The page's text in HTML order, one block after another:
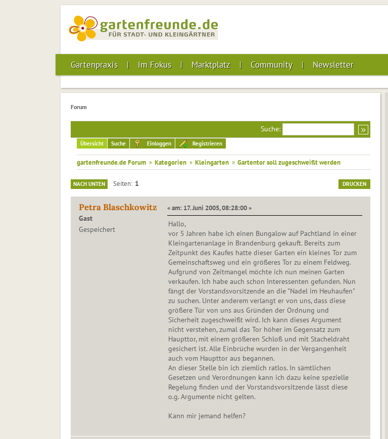
Gartenpraxis Im Fokus Marktplatz Community Newsletter
Forum
Suche:
Übersicht Suche Einloggen Registrieren
gartenfreunde.de Forum » Kategorien » Kleingarten » Gartentor soll zugeschweißt werden
DRUCKEN
NACH UNTEN Seiten 1
Petra Blaschkowitz
Gast
Gespeichert
« am: 17. Juni 2005, 08:28:00 »
Hallo,
vor 5 Jahren habe ich einen Bungalow auf Pachtland in einer
Kleingartenanlage in Brandenburg gekauft. Bereits zum
Zeitpunkt des Kaufes hatte dieser Garten ein kleines Tor zum
Gemeinschaftsweg und ein größeres Tor zu einem Feldweg.
Aufgrund von Zeitmangel möchte ich nun meinen Garten
verkaufen. Ich habe auch schon Interessenten gefunden. Nun
fängt der Vorstandsvorsitzende an die "Nadel im Heuhaufen"
zu suchen. Unter anderem verlangt er von uns, dass diese
größere Tür von uns aus Gründen der Ordnung und
Sicherheit zugeschweißt wird. Ich kann dieses Argument
nicht verstehen, zumal das Tor höher im Gegensatz zum
Haupttor, mit einem größeren Schloß und mit Stacheldraht
gesichert ist. Alle Einbrüche wurden in der Vergangenheit
auch vom Haupttor aus begannen.
An dieser Stelle bin ich ziemlich ratlos. In sämtlichen
Gesetzen und Verordnungen kann ich dazu keine spezielle
Regelung finden und der Vorstandsvorsitzende lässt diese
o.g. Argumente nicht gelten.
Kann mir jemand helfen?